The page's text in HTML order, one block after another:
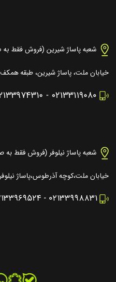
شعبه پاساژ شیرین (فروش فقط
خیابان ملت، پاساژ شیرین، طبقه همکف،
۰۲۱۳۳۱۱۹۰۸۰ -
شعبه پاساژ نیلوفر (فروش فقط
خیابان ملت،کوچه آذرطوس،پاساژ
۰۲۱۳۳۹۹۸۸۳۱ -